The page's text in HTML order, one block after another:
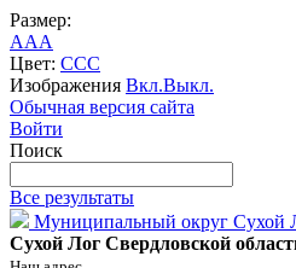
Размер:
AAA
Цвет: CCC
Изображения Вкл.Выкл.
Обычная версия сайта
Войти
Поиск
Все результаты
Муниципальный округ Сухой
Сухой Лог Свердловской